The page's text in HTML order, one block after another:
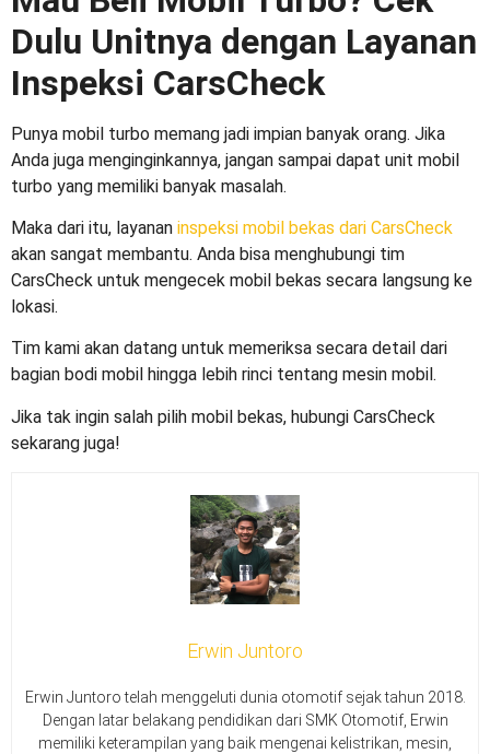
Dulu Unitnya dengan Layanan
Inspeksi CarsCheck
Punya mobil turbo memang jadi impian banyak orang. Jika
Anda juga menginginkannya, jangan sampai dapat unit mobil
turbo yang memiliki banyak masalah.
Maka dari itu, layanan inspeksi mobil bekas dari CarsCheck
akan sangat membantu. Anda bisa menghubungi tim
CarsCheck untuk mengecek mobil bekas secara langsung ke
lokasi.
Tim kami akan datang untuk memeriksa secara detail dari
bagian bodi mobil hingga lebih rinci tentang mesin mobil.
Jika tak ingin salah pilih mobil bekas, hubungi CarsCheck
sekarang juga!
Erwin Juntoro
Erwin Juntoro telah menggeluti dunia otomotif sejak tahun 2018.
Dengan latar belakang pendidikan dari SMK Otomotif, Erwin
memiliki keterampilan yang baik mengenai kelistrikan, mesin,